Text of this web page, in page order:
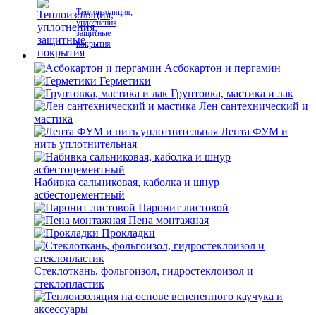
Теплоизоляция,
уплотнения,
защитные
покрытия
Асбокартон и пергамин
Герметики
Грунтовка, мастика и лак
Лен сантехнический и
мастика
Лента ФУМ и
нить уплотнительная
Набивка сальниковая, каболка и шнур
асбестоцементный
Паронит листовой
Пена монтажная
Прокладки
Стеклоткань, фольгоизол, гидростеклоизол и
стеклопластик